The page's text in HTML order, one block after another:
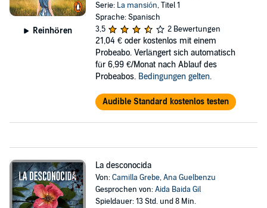
Reinhören
Serie: La mansión, Titel 1
Sprache: Spanisch
3,5
2 Bewertungen
21,04 € oder kostenlos mit einem
Probeabo. Verlängert sich automatisch
für 6,99 €/Monat nach Ablauf des
Probeabos. Bedingungen gelten.
Audible Standard kostenlos testen
La desconocida
Von:Camilla Grebe,Ana Guelbenzu
Gesprochen von:Aida Baida Gil
Spieldauer: 13 Std. und 8 Min.